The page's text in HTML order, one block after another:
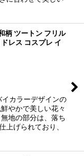
柄 ツートン フリル
レス コスプレ イ
カラーデザインの
やかで美しい花々
地の部分は、落ち
上げられており、